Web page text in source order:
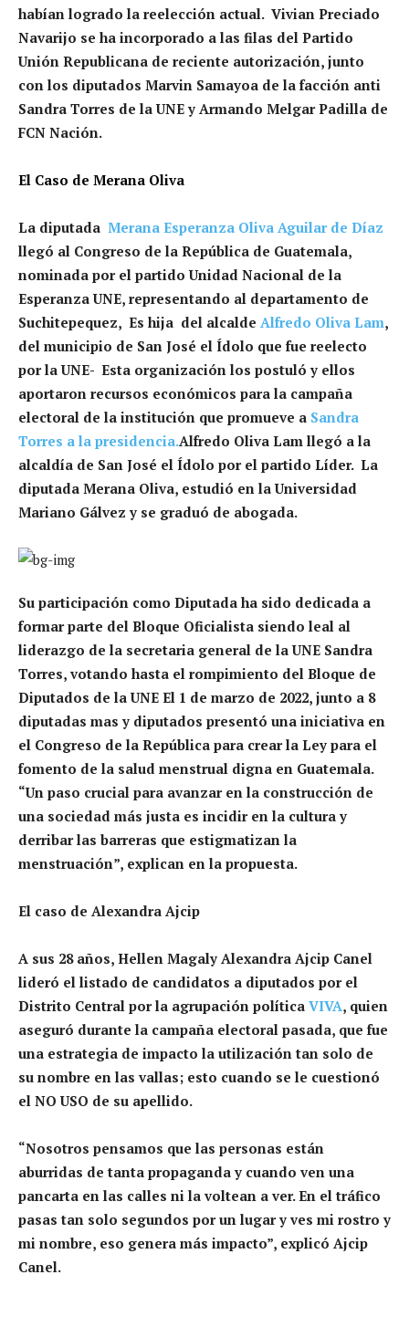
habían logrado la reelección actual. Vivian Preciado
Navarijo se ha incorporado a las filas del Partido
Unión Republicana de reciente autorización, junto
con los diputados Marvin Samayoa de la facción anti
Sandra Torres de la UNE y Armando Melgar Padilla de
FCN Nación.
El Caso de Merana Oliva
La diputada Merana Esperanza Oliva Aguilar de Díaz
llegó al Congreso de la República de Guatemala,
nominada por el partido Unidad Nacional de la
Esperanza UNE, representando al departamento de
Suchitepequez, Es hija del alcalde Alfredo Oliva Lam,
del municipio de San José el Ídolo que fue reelecto
por la UNE- Esta organización los postuló y ellos
aportaron recursos económicos para la campaña
electoral de la institución que promueve a Sandra
Torres a la presidencia.Alfredo Oliva Lam llegó a la
alcaldía de San José el Ídolo por el partido Líder. La
diputada Merana Oliva, estudió en la Universidad
Mariano Gálvez y se graduó de abogada.
Su participación como Diputada ha sido dedicada a
formar parte del Bloque Oficialista siendo leal al
liderazgo de la secretaria general de la UNE Sandra
Torres, votando hasta el rompimiento del Bloque de
Diputados de la UNE El 1 de marzo de 2022, junto a 8
diputadas mas y diputados presentó una iniciativa en
el Congreso de la República para crear la Ley para el
fomento de la salud menstrual digna en Guatemala.
“Un paso crucial para avanzar en la construcción de
una sociedad más justa es incidir en la cultura y
derribar las barreras que estigmatizan la
menstruación”, explican en la propuesta.
El caso de Alexandra Ajcip
A sus 28 años, Hellen Magaly Alexandra Ajcip Canel
lideró el listado de candidatos a diputados por el
Distrito Central por la agrupación política VIVA, quien
aseguró durante la campaña electoral pasada, que fue
una estrategia de impacto la utilización tan solo de
su nombre en las vallas; esto cuando se le cuestionó
el NO USO de su apellido.
“Nosotros pensamos que las personas están
aburridas de tanta propaganda y cuando ven una
pancarta en las calles ni la voltean a ver. En el tráfico
pasas tan solo segundos por un lugar y ves mi rostro y
mi nombre, eso genera más impacto”, explicó Ajcip
Canel.